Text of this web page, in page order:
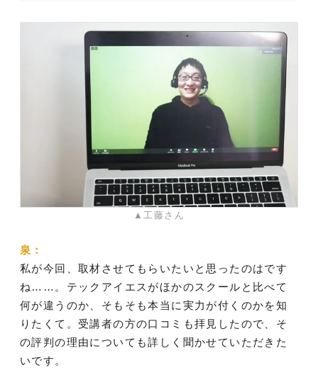
▲工藤さん
泉：
私が今回、取材させてもらいたいと思ったのはです
ね……。テックアイエスがほかのスクールと比べて
何が違うのか、そもそも本当に実力が付くのかを知
りたくて。受講者の方の口コミも拝見したので、そ
の評判の理由についても詳しく聞かせていただきた
いです。